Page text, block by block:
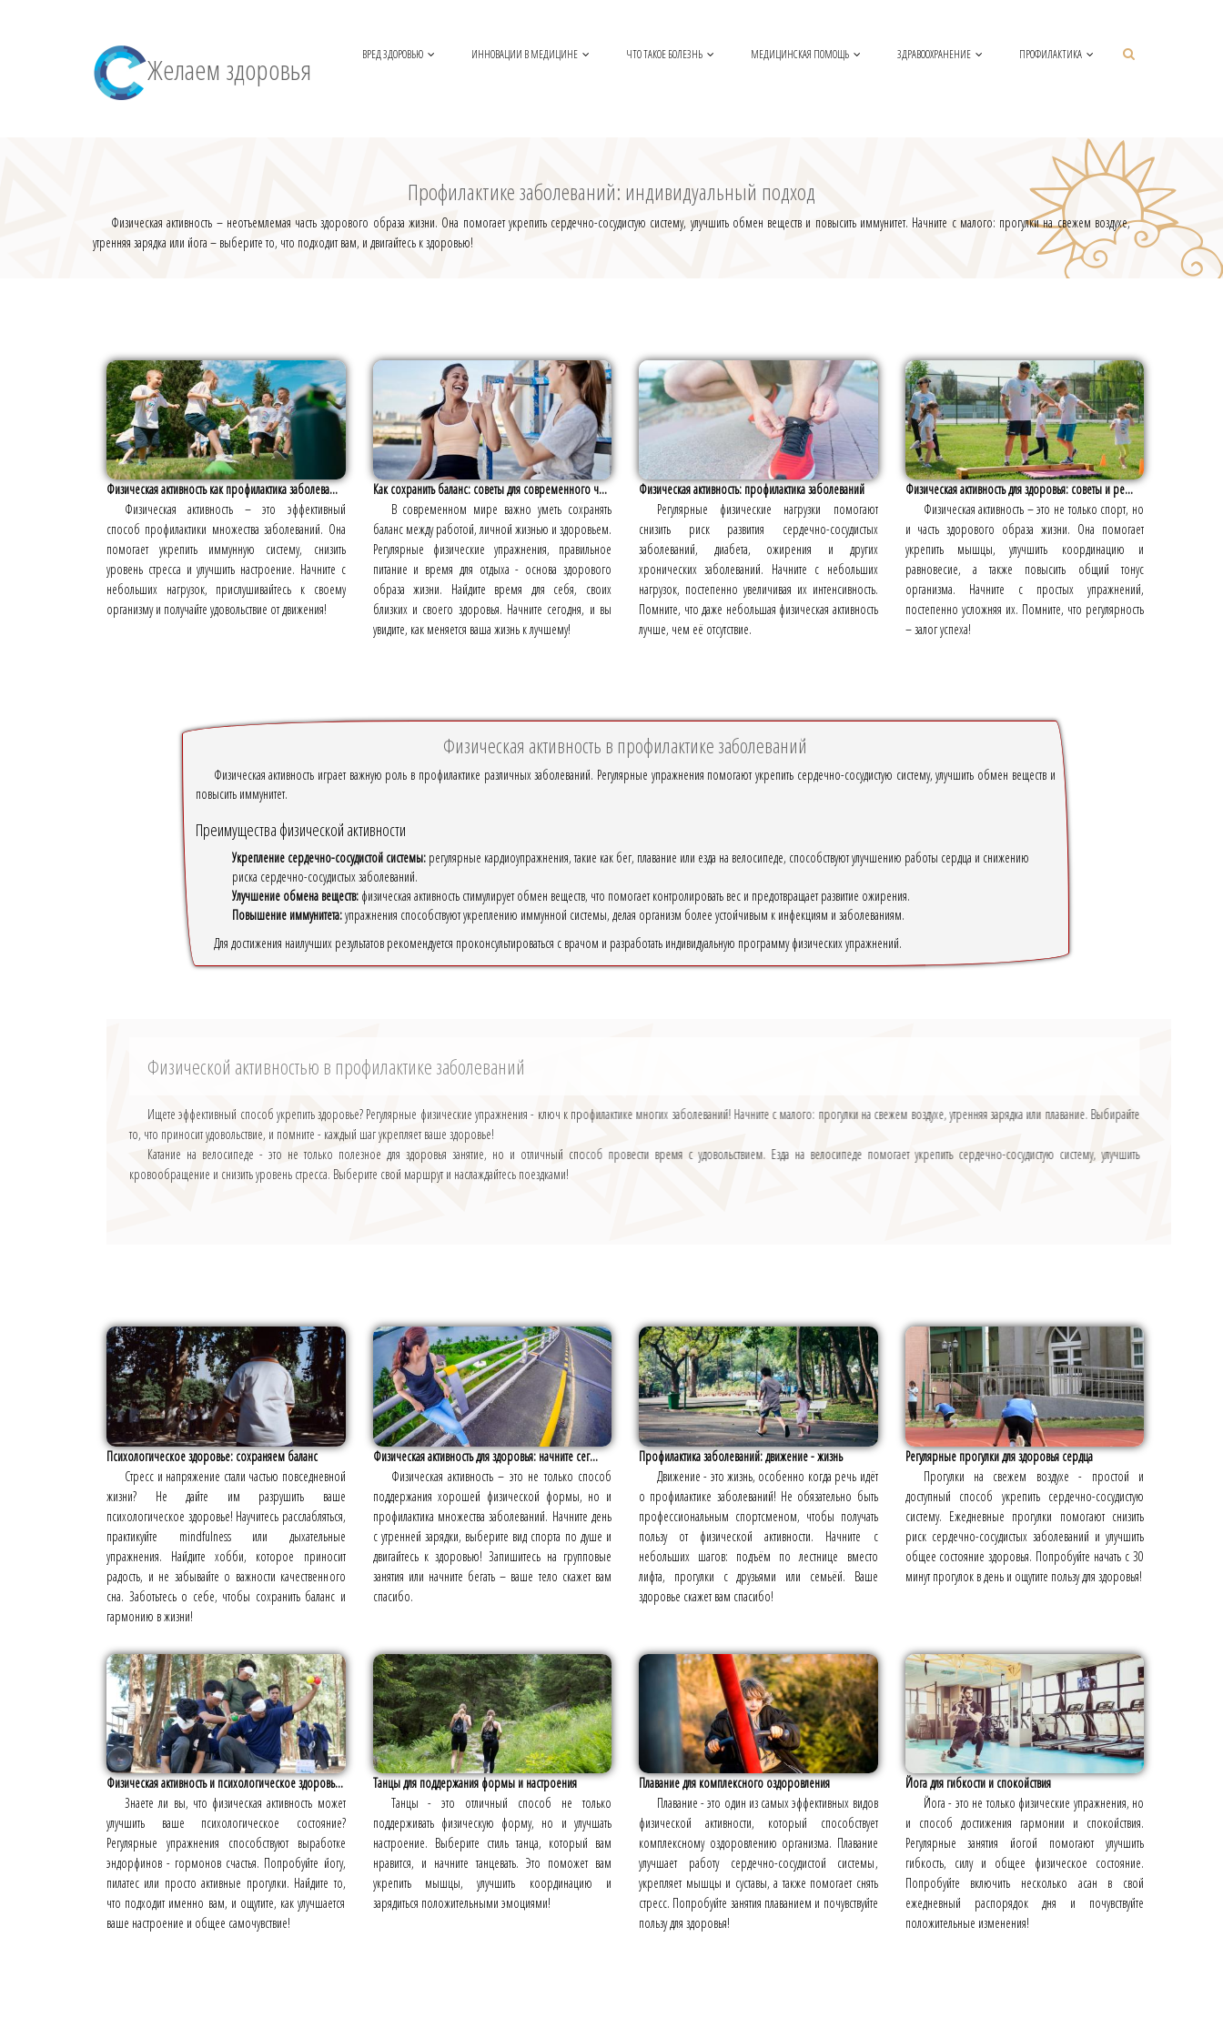
Желаем здоровья ВРЕД ЗДОРОВЬЮ ИННОВАЦИИ В МЕДИЦИНЕ ЧТО ТАКОЕ БОЛЕЗНЬ МЕДИЦИНСКАЯ ПОМОЩЬ ЗДРАВООХРАНЕНИЕ ПРОФИЛАКТИКА
Профилактике заболеваний: индивидуальный подход
Физическая активность – неотъемлемая часть здорового образа жизни. Она помогает укрепить сердечно-сосудистую систему, улучшить обмен веществ и повысить иммунитет. Начните с малого: прогулки на свежем воздухе,
утренняя зарядка или йога – выберите то, что подходит вам, и двигайтесь к здоровью!
Физическая активность как профилактика заболева...
Физическая активность – это эффективный
способ профилактики множества заболеваний. Она
помогает укрепить иммунную систему, снизить
уровень стресса и улучшить настроение. Начните с
небольших нагрузок, прислушивайтесь к своему
организму и получайте удовольствие от движения!
Как сохранить баланс: советы для современного ч...
В современном мире важно уметь сохранять
баланс между работой, личной жизнью и здоровьем.
Регулярные физические упражнения, правильное
питание и время для отдыха - основа здорового
образа жизни. Найдите время для себя, своих
близких и своего здоровья. Начните сегодня, и вы
увидите, как меняется ваша жизнь к лучшему!
Физическая активность: профилактика заболеваний
Регулярные физические нагрузки помогают
снизить риск развития сердечно-сосудистых
заболеваний, диабета, ожирения и других
хронических заболеваний. Начните с небольших
нагрузок, постепенно увеличивая их интенсивность.
Помните, что даже небольшая физическая активность
лучше, чем её отсутствие.
Физическая активность для здоровья: советы и ре...
Физическая активность – это не только спорт, но
и часть здорового образа жизни. Она помогает
укрепить мышцы, улучшить координацию и
равновесие, а также повысить общий тонус
организма. Начните с простых упражнений,
постепенно усложняя их. Помните, что регулярность
– залог успеха!
Физическая активность в профилактике заболеваний
Физическая активность играет важную роль в профилактике различных заболеваний. Регулярные упражнения помогают укрепить сердечно-сосудистую систему, улучшить обмен веществ и
повысить иммунитет.
Преимущества физической активности
Укрепление сердечно-сосудистой системы:регулярные кардиоупражнения, такие как бег, плавание или езда на велосипеде, способствуют улучшению работы сердца и снижению
риска сердечно-сосудистых заболеваний.
Улучшение обмена веществ:физическая активность стимулирует обмен веществ, что помогает контролировать вес и предотвращает развитие ожирения.
Повышение иммунитета:упражнения способствуют укреплению иммунной системы, делая организм более устойчивым к инфекциям и заболеваниям.
Для достижения наилучших результатов рекомендуется проконсультироваться с врачом и разработать индивидуальную программу физических упражнений.
Физической активностью в профилактике заболеваний
Ищете эффективный способ укрепить здоровье? Регулярные физические упражнения - ключ к профилактике многих заболеваний! Начните с малого: прогулки на свежем воздухе, утренняя зарядка или плавание. Выбирайте
то, что приносит удовольствие, и помните - каждый шаг укрепляет ваше здоровье!
Катание на велосипеде - это не только полезное для здоровья занятие, но и отличный способ провести время с удовольствием. Езда на велосипеде помогает укрепить сердечно-сосудистую систему, улучшить
кровообращение и снизить уровень стресса. Выберите свой маршрут и наслаждайтесь поездками!
Психологическое здоровье: сохраняем баланс
Стресс и напряжение стали частью повседневной
жизни? Не дайте им разрушить ваше
психологическое здоровье! Научитесь расслабляться,
практикуйте mindfulness или дыхательные
упражнения. Найдите хобби, которое приносит
радость, и не забывайте о важности качественного
сна. Заботьтесь о себе, чтобы сохранить баланс и
гармонию в жизни!
Физическая активность для здоровья: начните сег...
Физическая активность – это не только способ
поддержания хорошей физической формы, но и
профилактика множества заболеваний. Начните день
с утренней зарядки, выберите вид спорта по душе и
двигайтесь к здоровью! Запишитесь на групповые
занятия или начните бегать – ваше тело скажет вам
спасибо.
Профилактика заболеваний: движение - жизнь
Движение - это жизнь, особенно когда речь идёт
о профилактике заболеваний! Не обязательно быть
профессиональным спортсменом, чтобы получать
пользу от физической активности. Начните с
небольших шагов: подъём по лестнице вместо
лифта, прогулки с друзьями или семьёй. Ваше
здоровье скажет вам спасибо!
Регулярные прогулки для здоровья сердца
Прогулки на свежем воздухе - простой и
доступный способ укрепить сердечно-сосудистую
систему. Ежедневные прогулки помогают снизить
риск сердечно-сосудистых заболеваний и улучшить
общее состояние здоровья. Попробуйте начать с 30
минут прогулок в день и ощутите пользу для здоровья!
Физическая активность и психологическое здоровь...
Знаете ли вы, что физическая активность может
улучшить ваше психологическое состояние?
Регулярные упражнения способствуют выработке
эндорфинов - гормонов счастья. Попробуйте йогу,
пилатес или просто активные прогулки. Найдите то,
что подходит именно вам, и ощутите, как улучшается
ваше настроение и общее самочувствие!
Танцы для поддержания формы и настроения
Танцы - это отличный способ не только
поддерживать физическую форму, но и улучшать
настроение. Выберите стиль танца, который вам
нравится, и начните танцевать. Это поможет вам
укрепить мышцы, улучшить координацию и
зарядиться положительными эмоциями!
Плавание для комплексного оздоровления
Плавание - это один из самых эффективных видов
физической активности, который способствует
комплексному оздоровлению организма. Плавание
улучшает работу сердечно-сосудистой системы,
укрепляет мышцы и суставы, а также помогает снять
стресс. Попробуйте занятия плаванием и почувствуйте
пользу для здоровья!
Йога для гибкости и спокойствия
Йога - это не только физические упражнения, но
и способ достижения гармонии и спокойствия.
Регулярные занятия йогой помогают улучшить
гибкость, силу и общее физическое состояние.
Попробуйте включить несколько асан в свой
ежедневный распорядок дня и почувствуйте
положительные изменения!